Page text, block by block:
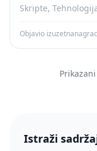
Skripte,
Objavio
Istraži